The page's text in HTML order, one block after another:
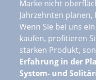
Marke nicht
Jahrzehnten
Wenn Sie bei uns
kaufen, profitieren
starken Produkt,
Erfahrung in der
System- und